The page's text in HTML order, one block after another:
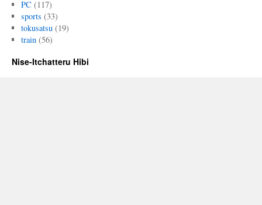
PC (117)
sports (33)
tokusatsu(19)
train(56)
Nise-Itchatteru Hibi